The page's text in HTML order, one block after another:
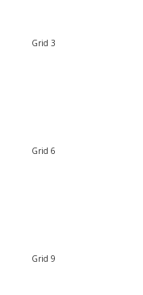
Grid 3
Grid 6
Grid 9